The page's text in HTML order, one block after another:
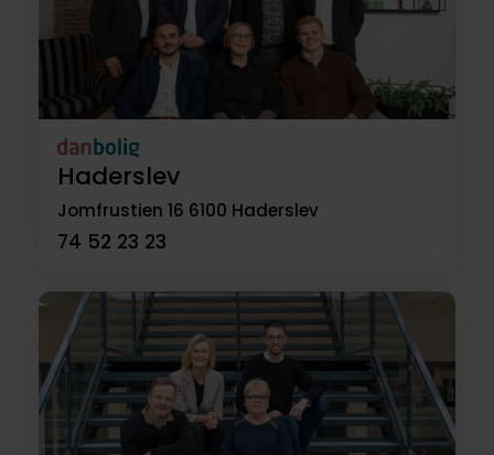
Haderslev
Jomfrustien 16 6100 Haderslev
74 52 23 23